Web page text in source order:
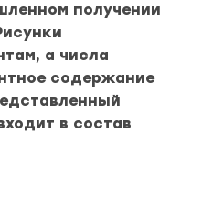
получении
а числа
содержание
в состав